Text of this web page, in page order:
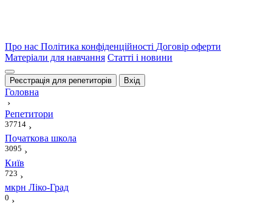
Про нас Політика конфіденційності Договір оферти
Матеріали для навчання Статті і новини
Реєстрація для репетиторів Вхід
Головна
›
Репетитори
37714 ›
Початкова школа
3095 ›
Київ
723 ›
мкрн Ліко-Град
0 ›